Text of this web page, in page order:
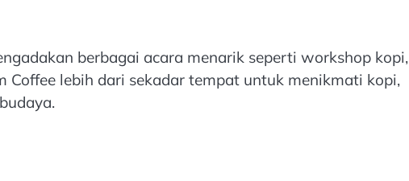
berbagai acara menarik seperti workshop kopi,
Coffee lebih dari sekadar tempat untuk menikmati kopi,